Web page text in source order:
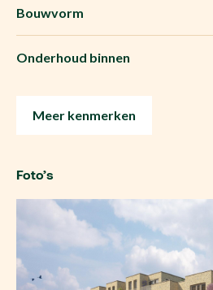
Bouwvorm
Onderhoud binnen
Meer kenmerken
Foto’s